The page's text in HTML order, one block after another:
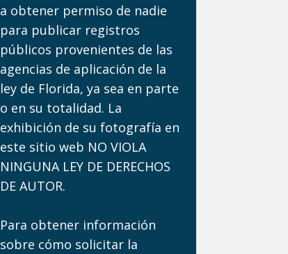
a obtener permiso de nadie
para publicar registros
públicos provenientes de las
agencias de aplicación de la
ley de Florida, ya sea en parte
o en su totalidad. La
exhibición de su fotografía en
este sitio web NO VIOLA
NINGUNA LEY DE DERECHOS
DE AUTOR.
Para obtener información
sobre cómo solicitar la